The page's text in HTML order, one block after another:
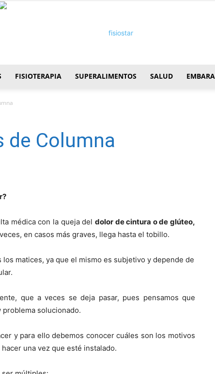
FISIOTERAPIA SUPERALIMENTOS SALUD
de Columna
médica con la queja del dolor de cintura o de glúteo,
en casos más graves, llega hasta el tobillo.
matices, ya que el mismo es subjetivo y depende de
que a veces se deja pasar, pues pensamos que
problema solucionado.
y para ello debemos conocer cuáles son los motivos
una vez que esté instalado.